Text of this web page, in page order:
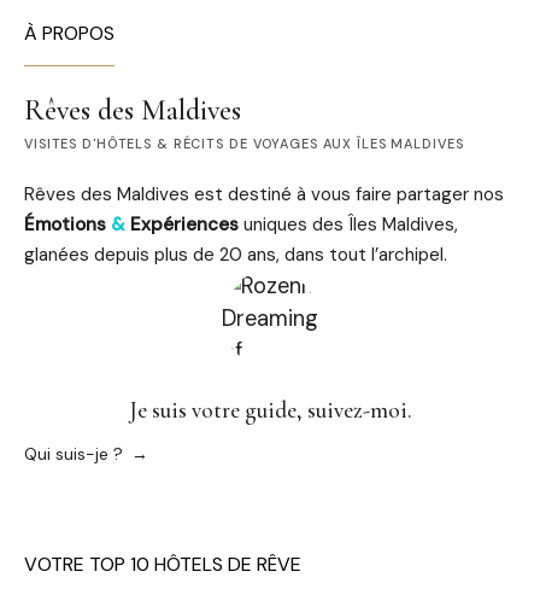
À PROPOS
Rêves des Maldives
VISITES D'HÔTELS & RÉCITS DE VOYAGES AUX ÎLES MALDIVES
Rêves des Maldives est destiné à vous faire partager nos
Émotions & Expériences uniques des Îles Maldives,
glanées depuis plus de 20 ans, dans tout l’archipel.
Je suis votre guide, suivez-moi.
Qui suis-je ?
VOTRE TOP 10 HÔTELS DE RÊVE